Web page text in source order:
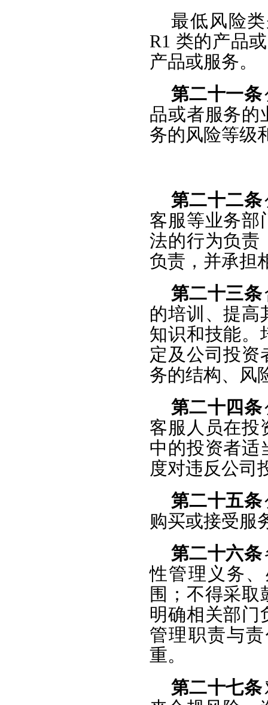
最低风险
R1 类的产品
产品或服务。
第二十一条
品或者服务的
务的风险等级
第二十二条
客服等业务部
法的行为负责
负责，并承担
第二十三条
的培训、提高
知识和技能。
定及公司投资
务的结构、风
第二十四条
客服人员在投
中的投资者适
度对违反公司
第二十五条
购买或接受服
第二十六条
性管理义务
围；不得采取
明确相关部门
管理职责与
重。
第二十七条